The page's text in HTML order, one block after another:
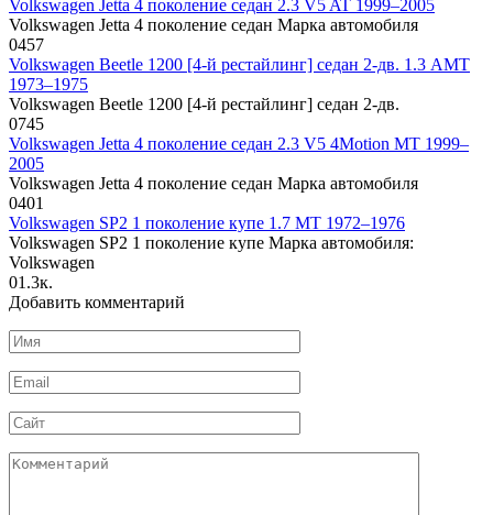
Volkswagen Jetta 4 поколение седан 2.3 V5 AT 1999–2005
Volkswagen Jetta 4 поколение седан Марка автомобиля
0457
Volkswagen Beetle 1200 [4-й рестайлинг] седан 2-дв. 1.3 AMT
1973–1975
Volkswagen Beetle 1200 [4-й рестайлинг] седан 2-дв.
0745
Volkswagen Jetta 4 поколение седан 2.3 V5 4Motion MT 1999–
2005
Volkswagen Jetta 4 поколение седан Марка автомобиля
0401
Volkswagen SP2 1 поколение купе 1.7 MT 1972–1976
Volkswagen SP2 1 поколение купе Марка автомобиля:
Volkswagen
01.3к.
Добавить комментарий
Имя
*
Email
*
Сайт
Комментарий